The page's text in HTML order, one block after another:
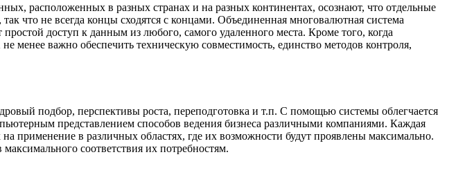
расположенных в разных странах и на разных континентах, осознают, что отдельные
что не всегда концы сходятся с концами. Объединенная многовалютная система
доступ к данным из любого, самого удаленного места. Кроме того, когда
менее важно обеспечить техническую совместимость, единство методов контроля,
подбор, перспективы роста, переподготовка и т.п. С помощью системы облегчается
представлением способов ведения бизнеса различными компаниями. Каждая
применение в различных областях, где их возможности будут проявлены максимально.
соответствия их потребностям.